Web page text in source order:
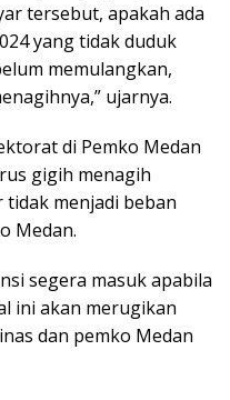
tersebut, apakah ada
yang tidak duduk
memulangkan,
ujarnya.
di Pemko Medan
gigih menagih
menjadi beban
Medan.
segera masuk apabila
ini akan merugikan
dan pemko Medan